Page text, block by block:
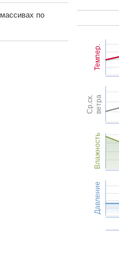
Темпер.
Ср.ск.ветра
Влажность
Давление
по